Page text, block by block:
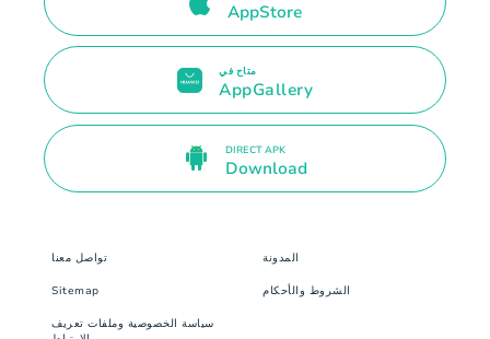
AppStore
متاح في
AppGallery
DIRECT APK
Download
تواصل معنا المدونة
Sitemap الشروط والأحكام
سياسة الخصوصية وملفات تعريف